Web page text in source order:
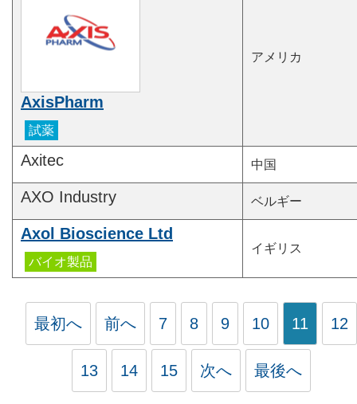
AxisPharm
アメリカ
Axitec 中国
AXO Industry ベルギー
Axol Bioscience Ltd
イギリス
最初へ 前へ 7 8 9 10 11 12
13 14 15 次へ 最後へ